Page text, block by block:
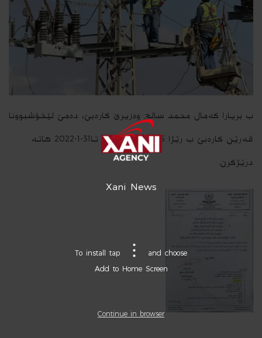
ب بریارا كه‌مال محمد سالح وه‌زیرێ كاره‌بێ، ده‌مێ لێخۆشبوونا
قه‌رێن كاره‌بێ ب رێژا 15% بۆ وه‌لاتیان تا31-1-2022 هاته‌
درێژكرن.
Xani News
To install tap
and choose
Add to Home Screen
Continue in browser